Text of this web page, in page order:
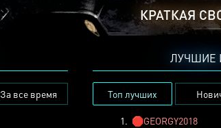
КРАТКАЯ
За все время
ЛУЧШИЕ
Топ лучших
1. 🛑GEORGY2018